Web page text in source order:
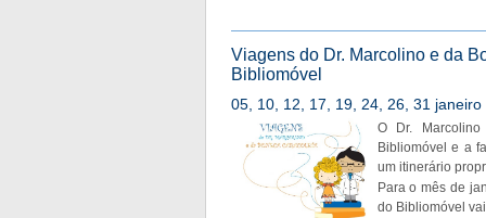
Viagens do Dr. Marcolino e da
Bibliomóvel
05, 10, 12, 17, 19, 24, 26, 31
O Dr.
Bibliomóvel e a
um itinerário
Para o mês de
do Bibliomóvel